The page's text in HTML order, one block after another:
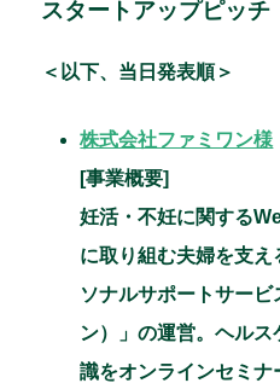
スタートアップピッチ
＜以下、当日発表順＞
株式会社ファミワン様
[事業概要]
妊活・不妊に関する
に取り組む夫婦を支
ソナルサポートサー
ン）」の運営。ヘル
識をオンラインセミナ